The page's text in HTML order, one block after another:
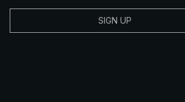
SIGN UP